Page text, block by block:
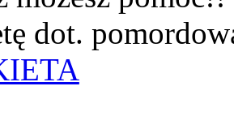
dot.